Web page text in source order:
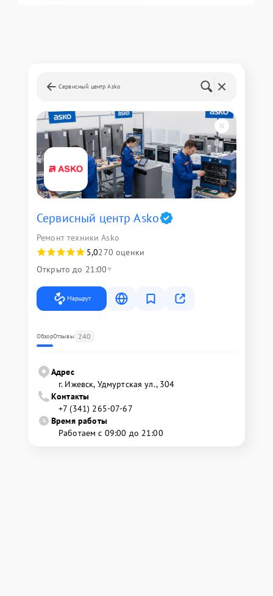
Сервисный центр Asko
Сервисный центр Asko
Ремонт техники Asko
5,0270 оценки
Открыто до 21:00
Маршрут
ОбзорОтзывы 240
Адрес
г. Ижевск, Удмуртская ул., 304
Контакты
+7 (341) 265-07-67
Время работы
Работаем с 09:00 до 21:00